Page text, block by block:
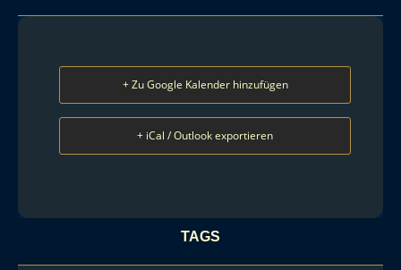
+ Zu Google Kalender hinzufügen
+ iCal / Outlook exportieren
TAGS